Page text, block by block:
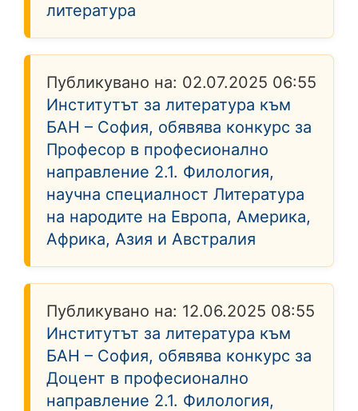
литература
Публикувано на: 02.07.2025 06:55
Институтът за литература към
БАН – София, обявява конкурс за
Професор в професионално
направление 2.1. Филология,
научна специалност Литература
на народите на Европа, Америка,
Африка, Азия и Австралия
Публикувано на: 12.06.2025 08:55
Институтът за литература към
БАН – София, обявява конкурс за
Доцент в професионално
направление 2.1. Филология,